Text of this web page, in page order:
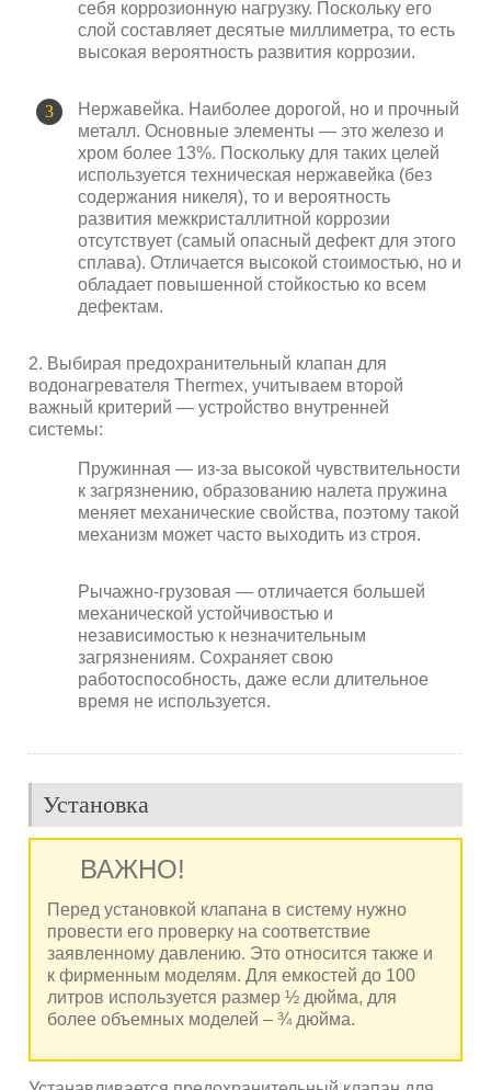
себя коррозионную нагрузку. Поскольку его
слой составляет десятые миллиметра, то есть
высокая вероятность развития коррозии.
Нержавейка. Наиболее дорогой, но и прочный
металл. Основные элементы — это железо и
хром более 13%. Поскольку для таких целей
используется техническая нержавейка (без
содержания никеля), то и вероятность
развития межкристаллитной коррозии
отсутствует (самый опасный дефект для этого
сплава). Отличается высокой стоимостью, но и
обладает повышенной стойкостью ко всем
дефектам.
2. Выбирая предохранительный клапан для
водонагревателя Thermex, учитываем второй
важный критерий — устройство внутренней
системы:
Пружинная — из-за высокой чувствительности
к загрязнению, образованию налета пружина
меняет механические свойства, поэтому такой
механизм может часто выходить из строя.
Рычажно-грузовая — отличается большей
механической устойчивостью и
независимостью к незначительным
загрязнениям. Сохраняет свою
работоспособность, даже если длительное
время не используется.
Установка
ВАЖНО!
Перед установкой клапана в систему нужно
провести его проверку на соответствие
заявленному давлению. Это относится также и
к фирменным моделям. Для емкостей до 100
литров используется размер ½ дюйма, для
более объемных моделей – ¾ дюйма.